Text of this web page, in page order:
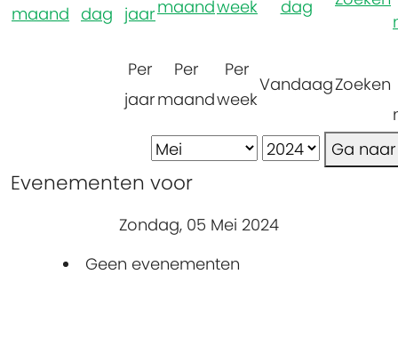
Per
jaar
Per
maand
Per
week
VandaagZoeken
Ga
Evenementen voor
Zondag, 05 Mei 2024
Geen evenementen